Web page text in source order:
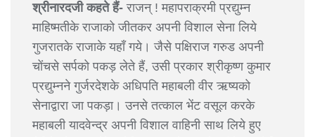
श्रीनारदजी कहते हैं- राजन् ! महापराक्रमी प्रद्युम्न
माहिष्मतीके राजाको जीतकर अपनी विशाल सेना लिये
गुजरातके राजाके यहाँ गये। जैसे पक्षिराज गरुड अपनी
चोंचसे सर्पको पकड़ लेते हैं, उसी प्रकार श्रीकृष्ण कुमार
प्रद्युम्नने गुर्जरदेशके अधिपति महाबली वीर ऋष्यको
सेनाद्वारा जा पकड़ा। उनसे तत्काल भेंट वसूल करके
महाबली यादवेन्द्र अपनी विशाल वाहिनी साथ लिये हुए